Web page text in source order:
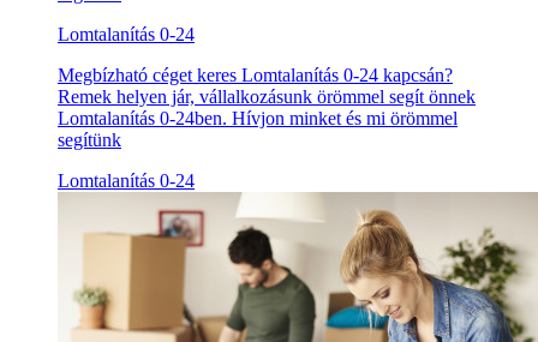
Lomtalanítás 0-24
Megbízható céget keres Lomtalanítás 0-24 kapcsán?
Remek helyen jár, vállalkozásunk örömmel segít önnek
Lomtalanítás 0-24ben. Hívjon minket és mi örömmel
segítünk
Lomtalanítás 0-24